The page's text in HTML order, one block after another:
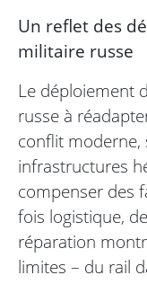
Un reflet des
militaire russe
Le déploiement
russe à
conflit moderne,
infrastructures
compenser des
fois logistique,
réparation
limites – du rail